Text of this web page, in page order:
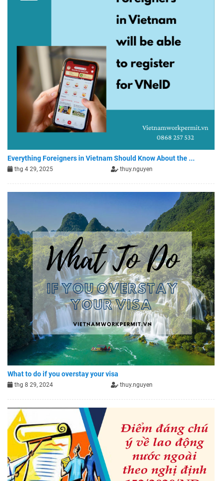
Everything Foreigners in Vietnam Should Know About the ...
thg 4 29, 2025 thuy.nguyen
What to do if you overstay your visa
thg 8 29, 2024 thuy.nguyen